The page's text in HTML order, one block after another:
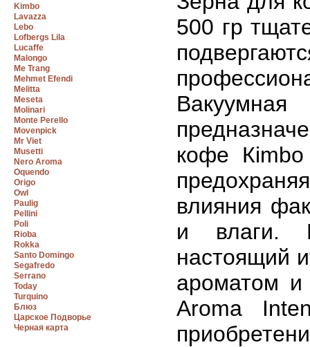
Kimbo
Lavazza
Lebo
Lofbergs Lila
Lucaffe
Malongo
Me Trang
Mehmet Efendi
Melitta
Meseta
Molinari
Monte Perello
Movenpick
Mr Viet
Musetti
Nero Aroma
Oquendo
Origo
Owl
Paulig
Pellini
Poli
Rioba
Rokka
Santo Domingo
Segafredo
Serrano
Today
Turquino
Блюз
Царское Подворье
Черная карта
500 гр
кофе
влияния
и влаги.
настоящий
ароматом
Aroma